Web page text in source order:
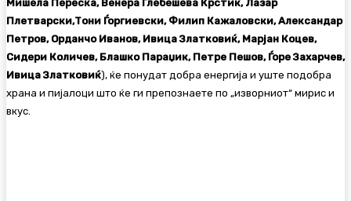
Мишела Переска, Венера Глебешева Крстиќ, Лазар
Плетварски,Тони Ѓоргиевски, Филип Кажаловски, Александар
Петров, Орданчо Иванов, Ивица Златковиќ, Марјан Коцев,
Сидери Количев, Блашко Параџик, Петре Пешов, Ѓоре Захарчев,
Ивица Златковиќ), ќе понудат добра енергија и уште подобра
храна и пијалоци што ќе ги препознаете по „изворниот“ мирис и
вкус.